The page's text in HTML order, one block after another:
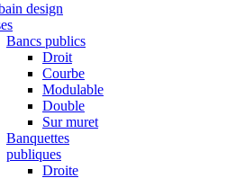
design
Bancs publics
Droit
Courbe
Modulable
Double
Sur muret
Banquettes
publiques
Droite